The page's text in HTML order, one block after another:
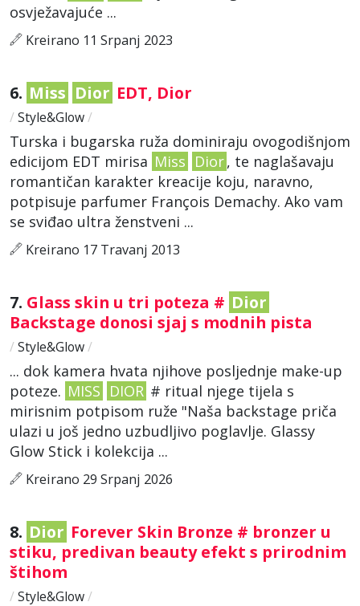
osvježavajuće ...
Kreirano 11 Srpanj 2023
6. Miss Dior EDT, Dior
/ Style&Glow/
Turska i bugarska ruža dominiraju ovogodišnjom
edicijom EDT mirisa Miss Dior, te naglašavaju
romantičan karakter kreacije koju, naravno,
potpisuje parfumer François Demachy. Ako vam
se sviđao ultra ženstveni ...
Kreirano 17 Travanj 2013
7. Glass skin u tri poteza # Dior
Backstage donosi sjaj s modnih pista
/ Style&Glow/
... dok kamera hvata njihove posljednje make-up
poteze. MISS DIOR # ritual njege tijela s
mirisnim potpisom ruže "Naša backstage priča
ulazi u još jedno uzbudljivo poglavlje. Glassy
Glow Stick i kolekcija ...
Kreirano 29 Srpanj 2026
8. Dior Forever Skin Bronze # bronzer u
stiku, predivan beauty efekt s prirodnim
štihom
/ Style&Glow/